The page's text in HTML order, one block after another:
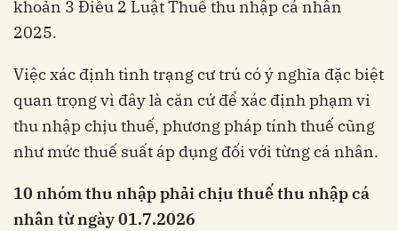
khoản 3 Điều 2 Luật Thuế thu nhập cá nhân
2025.
Việc xác định tình trạng cư trú có ý nghĩa đặc biệt
quan trọng vì đây là căn cứ để xác định phạm vi
thu nhập chịu thuế, phương pháp tính thuế cũng
như mức thuế suất áp dụng đối với từng cá nhân.
10 nhóm thu nhập phải chịu thuế thu nhập cá
nhân từ ngày 01.7.2026